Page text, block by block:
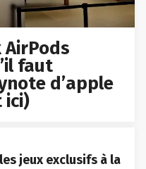
AirPods
faut
d’apple
ici)
jeux exclusifs à la